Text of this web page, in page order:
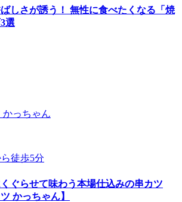
ばしさが誘う！ 無性に⾷べたくなる「焼
選
かっちゃん
徒歩5分
ぐらせて味わう本場仕込みの串カツ
かっちゃん】